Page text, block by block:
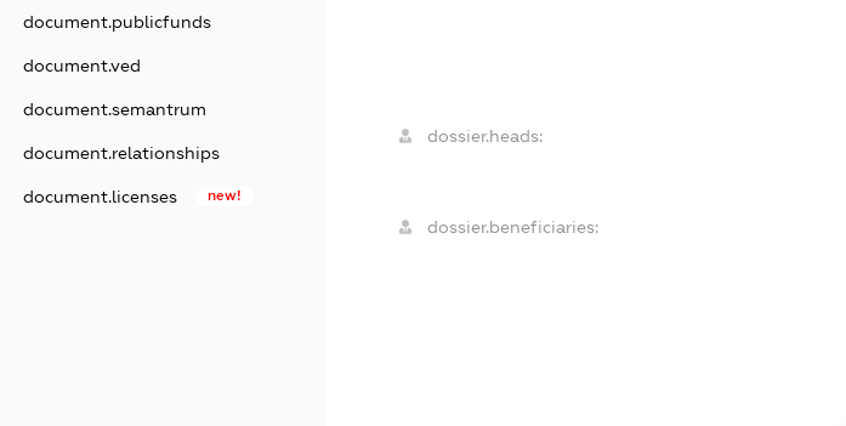
document.publicfunds
document.ved
document.semantrum
document.relationships
document.licenses new!
dossier.heads:
dossier.beneficiaries: